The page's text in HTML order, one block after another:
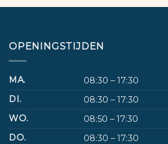
OPENINGSTIJDEN
MA.
08:30 – 17:30
DI.
08:30 – 17:30
WO.
08:50 – 17:30
DO.
08:30 – 17:30